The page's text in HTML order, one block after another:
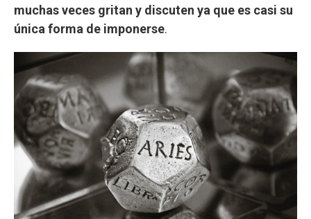
muchas veces gritan y discuten ya que es casi su
única forma de imponerse.